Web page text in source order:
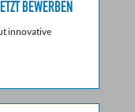
BEWERBEN
innovative